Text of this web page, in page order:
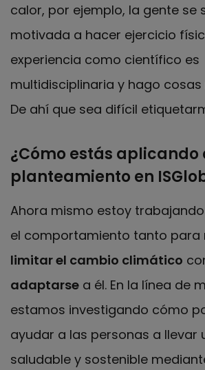
calor, por ejemplo, la gente se
motivada a hacer ejercicio
experiencia como científico es
multidisciplinaria y hago
De ahí que sea difícil
¿Cómo estás aplicando
planteamiento en
Ahora mismo estoy
el comportamiento tanto para
limitar el cambio climático
adaptarse a él. En la línea de
estamos investigando cómo
ayudar a las personas a llevar
saludable y sostenible